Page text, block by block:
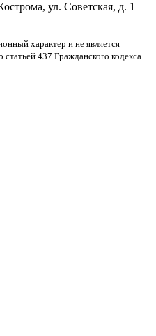
ул. Советская, д. 1
характер и не является
437 Гражданского кодекса